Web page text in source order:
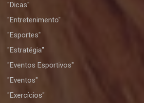
"Dicas"
"Entretenimento"
"Esportes"
"Estratégia"
"Eventos Esportivos"
"Eventos"
"Exercícios"